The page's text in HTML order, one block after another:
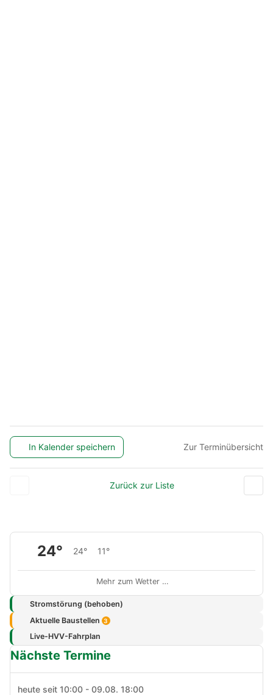
In Kalender speichern Zur Terminübersicht
Zurück zur Liste
24° 24° 11°
Mehr zum Wetter …
Stromstörung (behoben)
Aktuelle Baustellen 3
Live-HVV-Fahrplan
Nächste Termine
heute seit 10:00 - 09.08. 18:00